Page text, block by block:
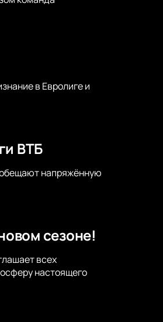
в Евролиге и
ВТБ
напряжённую
сезоне!
всех
настоящего